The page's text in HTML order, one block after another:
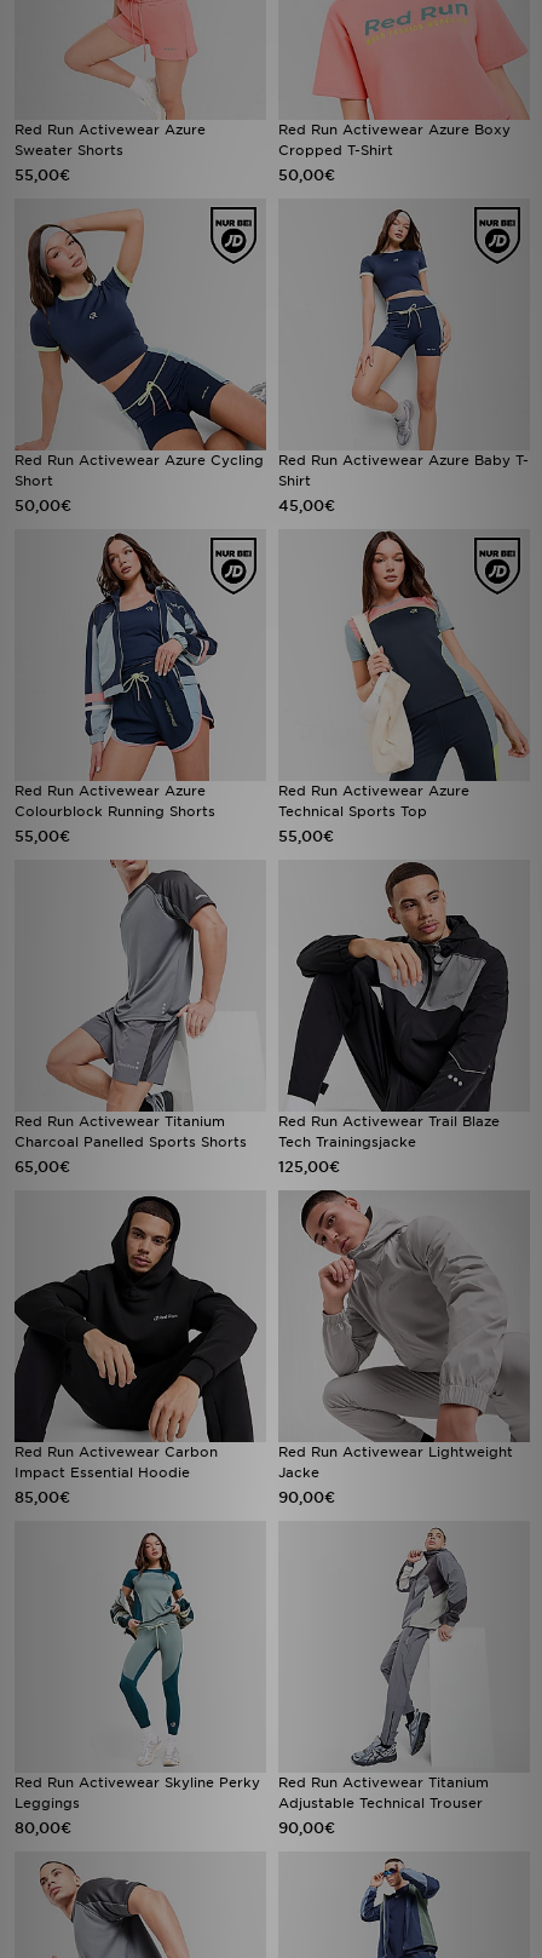
Red Run Activewear Azure
Sweater Shorts
55,00€
Red Run Activewear Azure Boxy
Cropped T-Shirt
50,00€
Red Run Activewear Azure Cycling
Short
50,00€
Red Run Activewear Azure Baby T-
Shirt
45,00€
Red Run Activewear Azure
Colourblock Running Shorts
55,00€
Red Run Activewear Azure
Technical Sports Top
55,00€
Red Run Activewear Titanium
Charcoal Panelled Sports Shorts
65,00€
Red Run Activewear Trail Blaze
Tech Trainingsjacke
125,00€
Red Run Activewear Carbon
Impact Essential Hoodie
85,00€
Red Run Activewear Lightweight
Jacke
90,00€
Red Run Activewear Skyline Perky
Leggings
80,00€
Red Run Activewear Titanium
Adjustable Technical Trouser
90,00€